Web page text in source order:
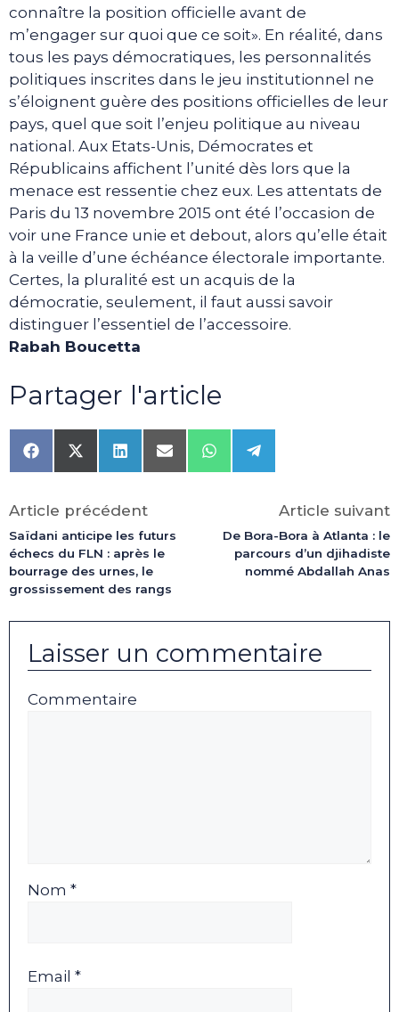
connaître la position officielle avant de
m’engager sur quoi que ce soit». En réalité, dans
tous les pays démocratiques, les personnalités
politiques inscrites dans le jeu institutionnel ne
s’éloignent guère des positions officielles de leur
pays, quel que soit l’enjeu politique au niveau
national. Aux Etats-Unis, Démocrates et
Républicains affichent l’unité dès lors que la
menace est ressentie chez eux. Les attentats de
Paris du 13 novembre 2015 ont été l’occasion de
voir une France unie et debout, alors qu’elle était
à la veille d’une échéance électorale importante.
Certes, la pluralité est un acquis de la
démocratie, seulement, il faut aussi savoir
distinguer l’essentiel de l’accessoire.
Rabah Boucetta
Partager l'article
Share
on
Share
on
(Twitter)
Share
on
Share
on
Share
on
Share
on
Article précédent
Saïdani anticipe les futurs
échecs du FLN : après le
bourrage des urnes, le
grossissement des rangs
Article suivant
De Bora-Bora à Atlanta : le
parcours d’un djihadiste
nommé Abdallah Anas
Laisser un commentaire
Commentaire
Nom *
Email *